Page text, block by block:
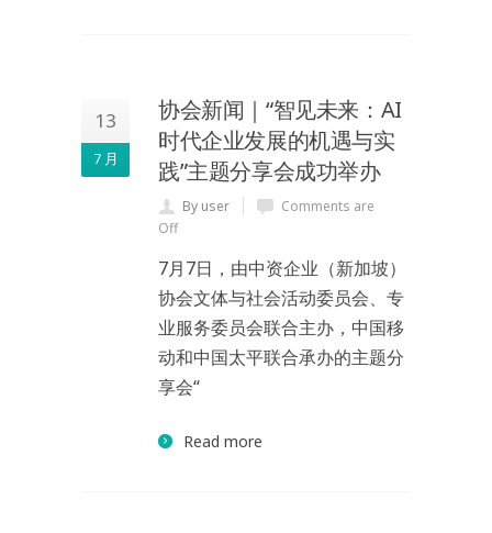
13
7 月
协会新闻｜“智见未来：AI
时代企业发展的机遇与实
践”主题分享会成功举办
By user
Comments are
Off
7月7日，由中资企业（新加坡）
协会文体与社会活动委员会、专
业服务委员会联合主办，中国移
动和中国太平联合承办的主题分
享会“
Read more